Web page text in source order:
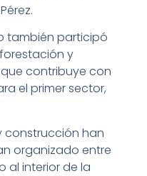
también participó
y
contribuye con
el primer sector,
construcción han
organizado entre
al interior de la